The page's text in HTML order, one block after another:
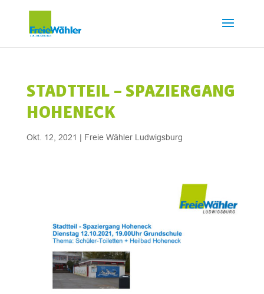
STADTTEIL – SPAZIERGANG
HOHENECK
Okt. 12, 2021 | Freie Wähler Ludwigsburg